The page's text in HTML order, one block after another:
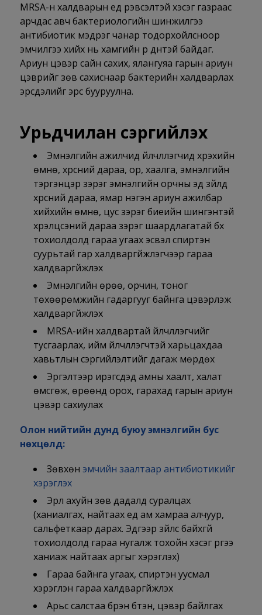
MRSA-н халдварын үед үрэвсэлтэй хэсэг газраас
арчдас авч бактериологийн шинжилгээ
антибиотик мэдрэг чанар тодорхойлсноор
эмчилгээ хийх нь хамгийн үр дүнтэй байдаг.
Ариун цэвэр сайн сахих, ялангуяа гарын ариун
цэврийг зөв сахиснаар бактерийн халдварлах
эрсдэлийг эрс бууруулна.
Урьдчилан сэргийлэх
Эмнэлгийн ажилчид үйлчлүүлэгчид хүрэхийн
өмнө, хүрсний дараа, ор, хаалга, эмнэлгийн
тэргэнцэр зэрэг эмнэлгийн орчны эд зүйлд
хүрсний дараа, ямар нэгэн ариун ажилбар
хийхийн өмнө, цус зэрэг биеийн шингэнтэй
хүрэлцсэний дараа зэрэг шаардлагатай бүх
тохиолдолд гараа угаах эсвэл спиртэн
суурьтай гар халдваргүйжүүлэгчээр гараа
халдваргүйжүүлэх
Эмнэлгийн өрөө, орчин, тоног
төхөөрөмжийн гадаргууг байнга цэвэрлэж
халдваргүйжүүлэх
MRSA-ийн халдвартай үйлчлүүлэгчийг
тусгаарлах, ийм үйлчлүүлэгчтэй харьцахдаа
хавьтлын сэргийлэлтийг дагаж мөрдөх
Эргэлтээр ирэгсдэд амны хаалт, халат
өмсгөж, өрөөнд орох, гарахад гарын ариун
цэвэр сахиулах
Олон нийтийн дунд буюу эмнэлгийн бус
нөхцөлд:
Зөвхөн эмчийн заалтаар антибиотикийг
хэрэглэх
Эрүүл ахуйн зөв дадалд суралцах
(ханиалгах, найтаах үед ам хамраа алчуур,
сальфеткаар дарах. Эдгээр зүйлс байхгүй
тохиолдолд гараа нугалж тохойн хэсэг рүүгээ
ханиаж найтаах аргыг хэрэглэх)
Гараа байнга угаах, спиртэн уусмал
хэрэглэн гараа халдваргүйжүүлэх
Арьс салстаа бүрэн бүтэн, цэвэр байлгах